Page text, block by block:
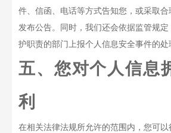
件、信函、电话等方式告知您，或采取
发布公告。同时，我们还会依据监管规
护职责的部门上报个人信息安全事件的处
五、您对个人信息
利
在相关法律法规所允许的范围内，您可以